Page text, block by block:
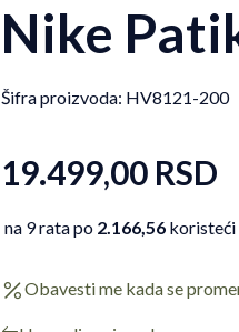
Nike
Šifra proizvoda: HV8121-200
19.499,00 RSD
na 9 rata po 2.166,56 koristeći
Obavesti me kada se